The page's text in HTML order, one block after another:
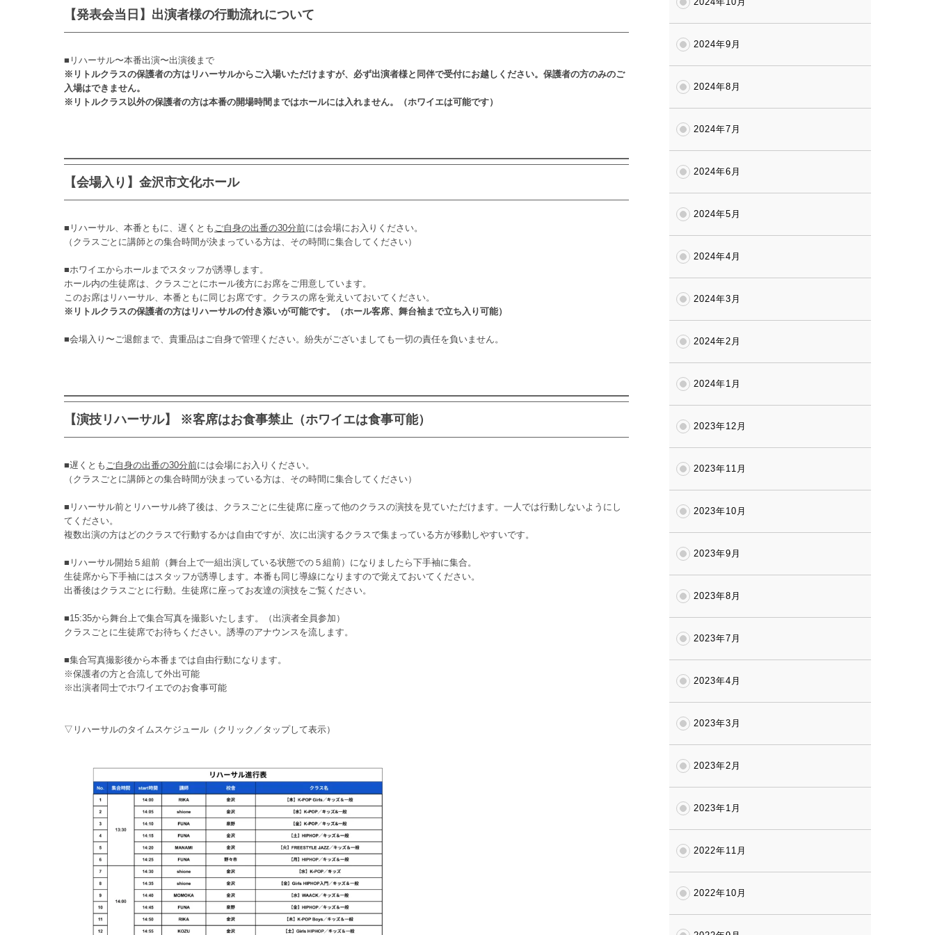
【発表会当日】出演者様の行動流れについて
■リハーサル〜本番出演〜出演後まで
※リトルクラスの保護者の方はリハーサルからご入場いただけますが、必ず出演者様と同伴で受付にお越しください。保護者の方のみのご
入場はできません。
※リトルクラス以外の保護者の方は本番の開場時間まではホールには入れません。（ホワイエは可能です）
【会場入り】金沢市文化ホール
■リハーサル、本番ともに、遅くとも ご自身の出番の30分前には会場にお入りください。
（クラスごとに講師との集合時間が決まっている方は、その時間に集合してください）
■ホワイエからホールまでスタッフが誘導します。
ホール内の生徒席は、クラスごとにホール後方にお席をご用意しています。
このお席はリハーサル、本番ともに同じお席です。クラスの席を覚えいておいてください。
※リトルクラスの保護者の方はリハーサルの付き添いが可能です。（ホール客席、舞台袖まで立ち入り可能）
■会場入り〜ご退館まで、貴重品はご自身で管理ください。紛失がございましても一切の責任を負いません。
【演技リハーサル】 ※客席はお食事禁止（ホワイエは食事可能）
■遅くとも ご自身の出番の30分前には会場にお入りください。
（クラスごとに講師との集合時間が決まっている方は、その時間に集合してください）
■リハーサル前とリハーサル終了後は、クラスごとに生徒席に座って他のクラスの演技を見ていただけます。一人では行動しないようにし
てください。
複数出演の方はどのクラスで行動するかは自由ですが、次に出演するクラスで集まっている方が移動しやすいです。
■リハーサル開始５組前（舞台上で一組出演している状態での５組前）になりましたら下手袖に集合。
生徒席から下手袖にはスタッフが誘導します。本番も同じ導線になりますので覚えておいてください。
出番後はクラスごとに行動。生徒席に座ってお友達の演技をご覧ください。
■15:35から舞台上で集合写真を撮影いたします。（出演者全員参加）
クラスごとに生徒席でお待ちください。誘導のアナウンスを流します。
■集合写真撮影後から本番までは自由行動になります。
※保護者の方と合流して外出可能
※出演者同士でホワイエでのお食事可能
▽リハーサルのタイムスケジュール（クリック／タップして表示）
2024年9月
2024年8月
2024年7月
2024年6月
2024年5月
2024年4月
2024年3月
2024年2月
2024年1月
2023年12月
2023年11月
2023年10月
2023年9月
2023年8月
2023年7月
2023年4月
2023年3月
2023年2月
2023年1月
2022年11月
2022年10月